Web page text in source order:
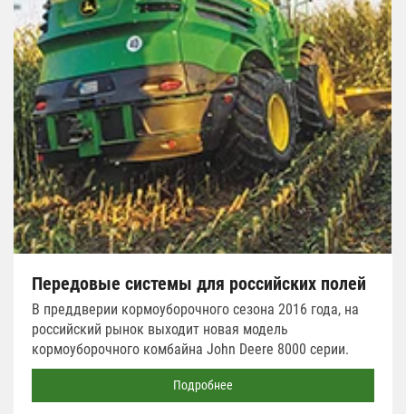
Передовые системы для российских полей
В преддверии кормоуборочного сезона 2016 года, на
российский рынок выходит новая модель
кормоуборочного комбайна John Deere 8000 серии.
Подробнее